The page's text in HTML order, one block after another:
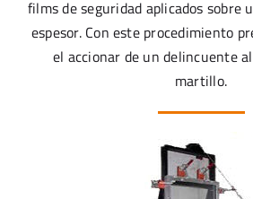
films de seguridad aplicados sobre
espesor. Con este procedimiento
el accionar de un delincuente
martillo.